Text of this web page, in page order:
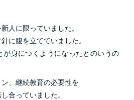
人に限っていました。
に腹を立てていました。
が身につくようになったとのいうの
、継続教育の必要性を
合っていました。